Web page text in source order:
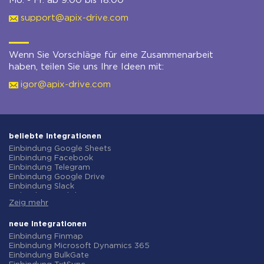
support@apix-drive.com
Wenn Sie Vorschläge für eine Zusammenarbeit
haben, teilen Sie uns Ihre Ideen mit:
igor@apix-drive.com
beliebte Integrationen
Einbindung Google Sheets
Einbindung Facebook
Einbindung Telegram
Einbindung Google Drive
Einbindung Slack
Einbindung Gmail
Einbindung ClickUp
Einbindung Airtable
Einbindung Google Contacts
Einbindung OpenAI (ChatGPT)
Einbindung Instagram
Zeig mehr
neue Integrationen
Einbindung Finmap
Einbindung Microsoft Dynamics 365
Einbindung BulkGate